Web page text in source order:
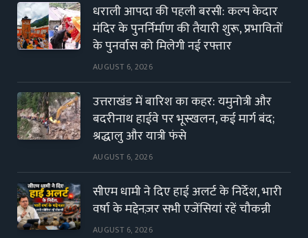
धराली आपदा की पहली बरसी: कल्प केदार
मंदिर के पुनर्निर्माण की तैयारी शुरू, प्रभावितों
के पुनर्वास को मिलेगी नई रफ्तार
AUGUST 6, 2026
उत्तराखंड में बारिश का कहर: यमुनोत्री और
बदरीनाथ हाईवे पर भूस्खलन, कई मार्ग बंद;
श्रद्धालु और यात्री फंसे
AUGUST 6, 2026
सीएम धामी ने दिए हाई अलर्ट के निर्देश, भारी
वर्षा के मद्देनज़र सभी एजेंसियां रहें चौकन्नी
AUGUST 6, 2026